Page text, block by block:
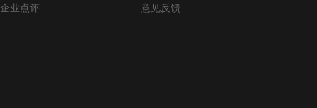
企业点评
意见反馈